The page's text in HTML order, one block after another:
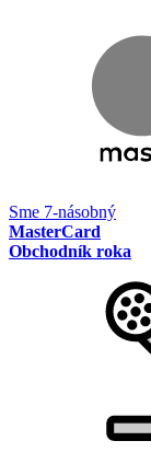
Sme 7-násobný
MasterCard
Obchodník roka